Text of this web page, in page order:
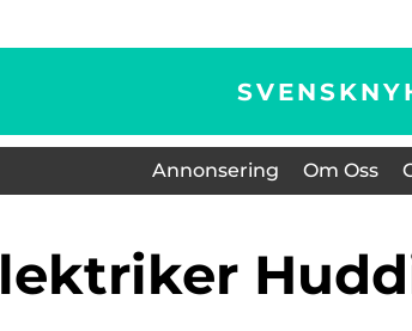
Annonsering Om Oss
Elektriker